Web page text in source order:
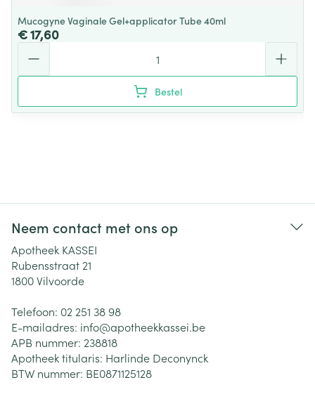
Mucogyne Vaginale Gel+applicator Tube 40ml
€ 17,60
Bestel
Neem contact met ons op
Apotheek KASSEI
Rubensstraat 21
1800Vilvoorde
Telefoon: 02 251 38 98
E-mailadres: info@apotheekkassei.be
APB nummer: 238818
Apotheek titularis: Harlinde Deconynck
BTW nummer: BE0871125128